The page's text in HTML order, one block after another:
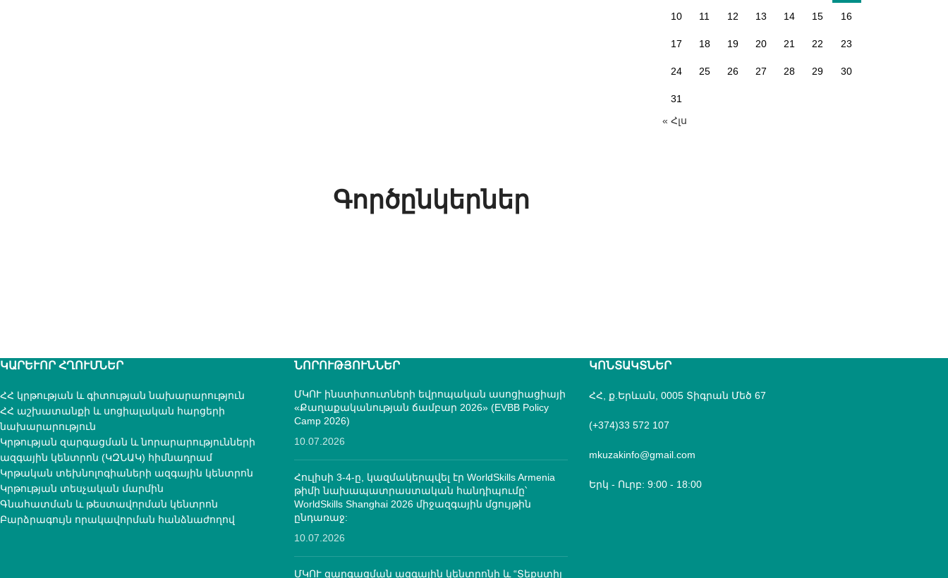
10 11 12 13 14 15 16
17 18 19 20 21 22 23
24 25 26 27 28 29 30
31
« Հլս
Գործընկերներ
ԿԱՐԵՒՈՐ ՀՂՈՒՄՆԵՐ
ՀՀ կրթության և գիտության նախարարություն
ՀՀ աշխատանքի և սոցիալական հարցերի
նախարարություն
Կրթության զարգացման և նորարարությունների
ազգային կենտրոն (ԿԶՆԱԿ) հիմնադրամ
Կրթական տեխնոլոգիաների ազգային կենտրոն
Կրթության տեսչական մարմին
Գնահատման և թեստավորման կենտրոն
Բարձրագույն որակավորման հանձնաժողով
ՆՈՐՈՒԹՅՈՒՆՆԵՐ
ՄԿՈՒ ինստիտուտների եվրոպական ասոցիացիայի
«Քաղաքականության ճամբար 2026» (EVBB Policy
Camp 2026)
10.07.2026
Հուլիսի 3-4-ը, կազմակերպվել էր WorldSkills Armenia
թիմի նախապատրաստական հանդիպումը՝
WorldSkills Shanghai 2026 միջազգային մցույթին
ընդառաջ:
10.07.2026
ՄԿՈՒ զարգացման ազգային կենտրոնի և “Տեքստիլ
ԿՈՆՏԱԿՏՆԵՐ
ՀՀ, ք.Երևան, 0005 Տիգրան Մեծ 67
(+374)33 572 107
mkuzakinfo@gmail.com
Երկ - Ուրբ: 9:00 - 18:00